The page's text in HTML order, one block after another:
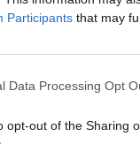
Participants that may
Data Processing Opt
opt-out of the Sharing
appoggiano le
fine del 1990
collo e